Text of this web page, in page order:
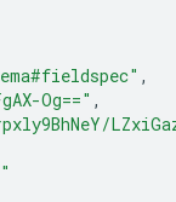
,
Og==" ,